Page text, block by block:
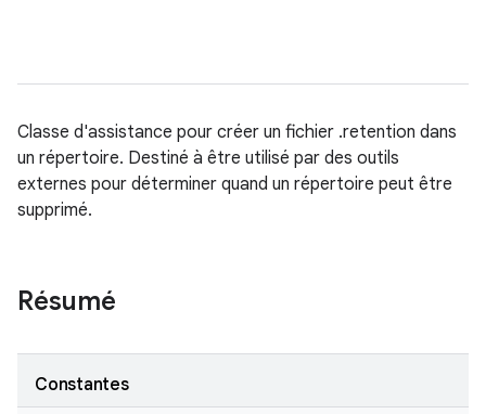
Classe d'assistance pour créer un fichier .retention dans
un répertoire. Destiné à être utilisé par des outils
externes pour déterminer quand un répertoire peut être
supprimé.
Résumé
Constantes